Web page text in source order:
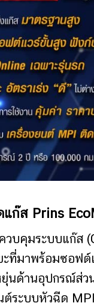
แก๊ส Prins
วบคุมระบบแก๊ส
ะที่มาพร้อมซอฟต์
นด้านอุปกรณ์ส่ว
ต์ระบบหัวฉีด